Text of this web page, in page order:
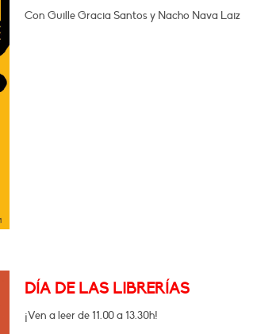
Con Guille Gracia Santos y Nacho Nava Laiz
DÍA DE LAS LIBRERÍAS
¡Ven a leer de 11.00 a 13.30h!